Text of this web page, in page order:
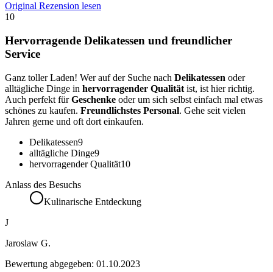
Original Rezension lesen
10
Hervorragende Delikatessen und freundlicher
Service
Ganz toller Laden! Wer auf der Suche nach Delikatessen oder
alltägliche Dinge in hervorragender Qualität ist, ist hier richtig.
Auch perfekt fürGeschenke oder um sich selbst einfach mal etwas
schönes zu kaufen. Freundlichstes Personal. Gehe seit vielen
Jahren gerne und oft dort einkaufen.
Delikatessen9
alltägliche Dinge9
hervorragender Qualität10
Anlass des Besuchs
Kulinarische Entdeckung
J
Jaroslaw G.
Bewertung abgegeben: 01.10.2023